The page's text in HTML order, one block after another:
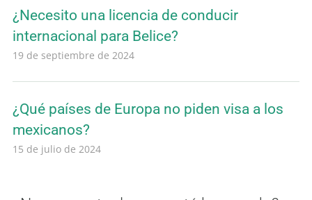
¿Necesito una licencia de conducir
internacional para Belice?
19 de septiembre de 2024
¿Qué países de Europa no piden visa a los
mexicanos?
15 de julio de 2024